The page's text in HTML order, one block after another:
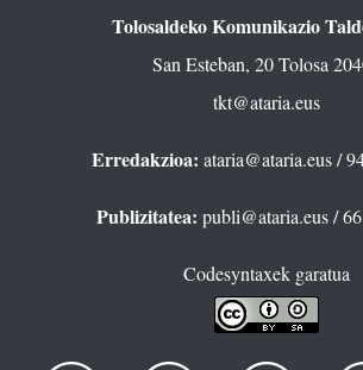
Tolosaldeko Komunikazio
San Esteban, 20 Tolosa
tkt@ataria.eus
Erredakzioa: ataria@ataria.eus/
Publizitatea: publi@ataria.eus/
Codesyntaxek garatua